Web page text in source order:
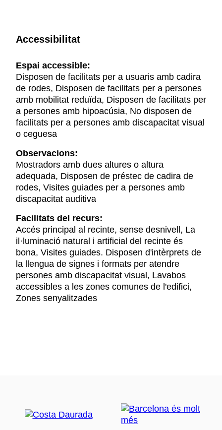
Accessibilitat
Espai accessible:
Disposen de facilitats per a usuaris amb cadira
de rodes, Disposen de facilitats per a persones
amb mobilitat reduïda, Disposen de facilitats per
a persones amb hipoacúsia, No disposen de
facilitats per a persones amb discapacitat visual
o ceguesa
Observacions:
Mostradors amb dues altures o altura
adequada, Disposen de préstec de cadira de
rodes, Visites guiades per a persones amb
discapacitat auditiva
Facilitats del recurs:
Accés principal al recinte, sense desnivell, La
il·luminació natural i artificial del recinte és
bona, Visites guiades. Disposen d'intèrprets de
la llengua de signes i formats per atendre
persones amb discapacitat visual, Lavabos
accessibles a les zones comunes de l'edifici,
Zones senyalitzades